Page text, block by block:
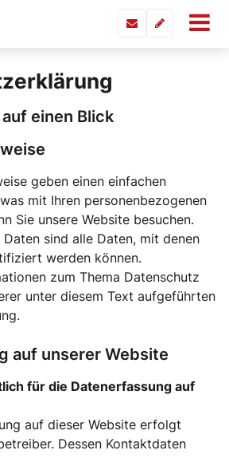
einen Blick
geben einen einfachen
mit Ihren personenbezogenen
Sie unsere Website besuchen.
sind alle Daten, mit denen
werden können.
zum Thema Datenschutz
unter diesem Text aufgeführten
auf unserer Website
für die Datenerfassung auf
auf dieser Website erfolgt
Dessen Kontaktdaten